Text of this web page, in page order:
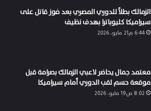
الزمالك بطلاً للدوري المصري بعد فوز قاتل على
سيراميكا كليوباترا بهدف نظيف
6:44 م21 مايو، 2026
معتمد جمال يحاضر لاعبي الزمالك بصرامة قبل
موقعة حسم لقب الدوري أمام سيراميكا
8:02 ص19 مايو، 2026